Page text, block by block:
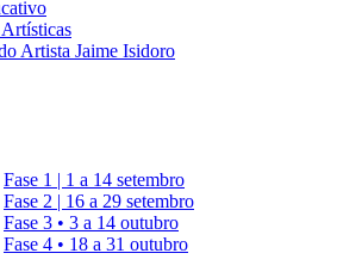
Artista Jaime Isidoro
Fase 1 | 1 a 14 setembro
Fase 2 | 16 a 29 setembro
Fase 3 • 3 a 14 outubro
Fase 4 • 18 a 31 outubro